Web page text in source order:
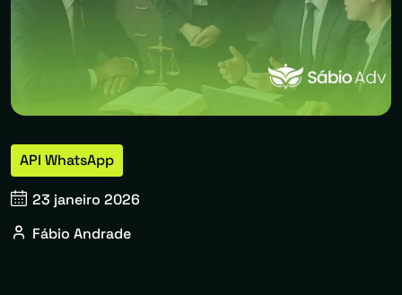
API WhatsApp
23 janeiro 2026
Fábio Andrade